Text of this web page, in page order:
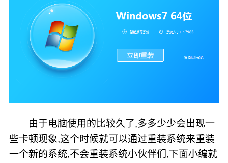
由于电脑使用的比较久了,多多少少会出现一
些卡顿现象,这个时候就可以通过重装系统来重装
一个新的系统,不会重装系统小伙伴们,下面小编就